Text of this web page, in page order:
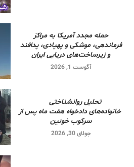
حمله مجدد آمریکا به مراکز
فرماندهی، موشکی و پهپادی، پدافند
و زیرساخت‌های دریایی ایران
آگوست 1, 2026
تحلیل روانشناختی
خانواده‌های دادخواه هفت ماه پس از
سرکوب خونین
جولای 30, 2026